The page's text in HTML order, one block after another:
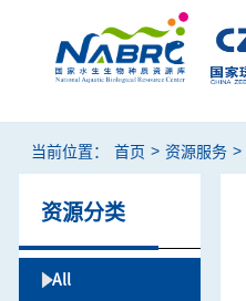
当前位置： 首页 > 资源服务 >
资源分类
All